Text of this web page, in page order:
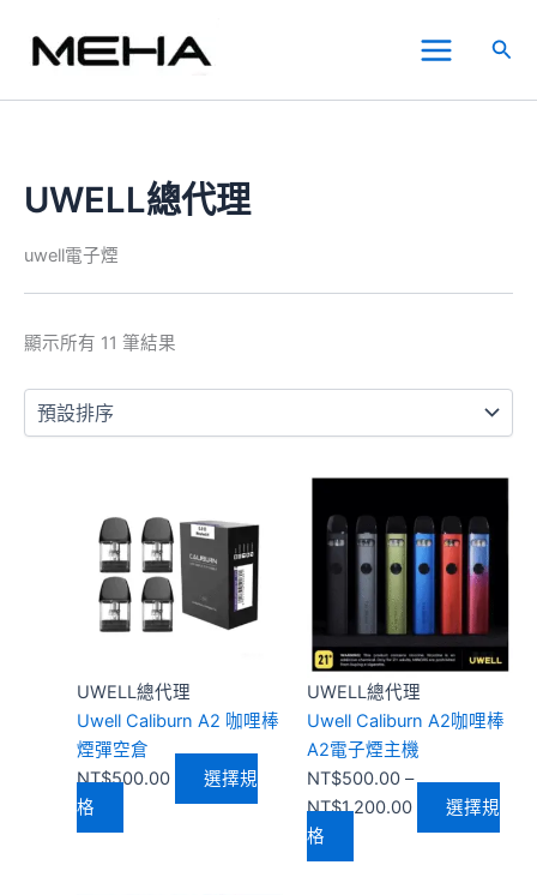
要
Menu
搜
UWELL總代理
uwell電子煙
顯示所有 11 筆結果
UWELL總代理
Uwell Caliburn A2 咖哩棒
煙彈空倉
NT$500.00
選擇規
格
產
品
有
多
種
式。
可
在
產
頁
UWELL總代理
Uwell Caliburn A2咖哩棒
A2電子煙主機
NT$500.00 –
NT$1,200.00
價
格
範
圍：
NT$500.00
到
NT$1,200.00
選擇規
格
此
產
品
有
多
種
款
式。
可
在
產
品
面